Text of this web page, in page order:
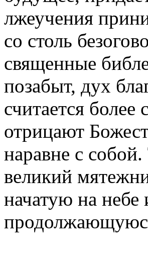
лжеучения
со столь
священные
позабыт, дух
считается
отрицают
наравне с
великий
начатую на небе